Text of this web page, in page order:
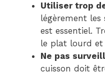
Utiliser trop
légèrement les
est essentiel.
le plat lourd et
Ne pas
cuisson doit